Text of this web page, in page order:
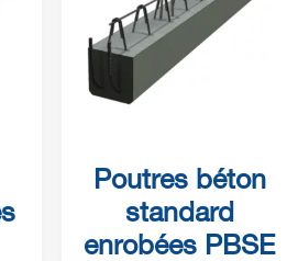
Poutres béton
standard
enrobées PBSE